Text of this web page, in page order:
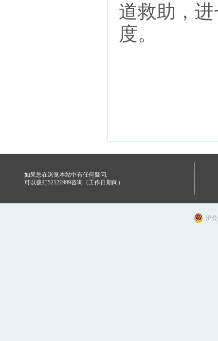
道救助，
度。
如果您在浏览本站中有任何疑问,
可以拨打52121999咨询（工作日期间）
沪公